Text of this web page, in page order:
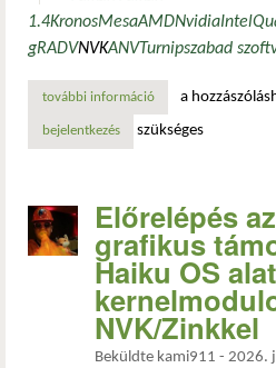
1.4KronosMesaAMDNvidiaIntel
gRADVNVKANVTurnipszabad
további információvulkan 1.4.344: új
a
bejelentkezés szükséges
Előrelépés
grafikus
Haiku OS
NVK/Zinkkel
Beküldte kami911 - 2026.